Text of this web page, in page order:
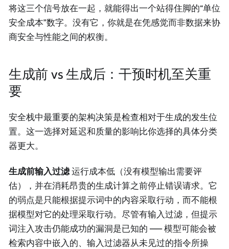
将这三个信号放在一起，就能得出一个站得住脚的“单位
安全成本”数字。没有它，你就是在凭感觉而非数据来协
商安全与性能之间的权衡。
生成前 vs 生成后：干预时机至关重
要
安全栈中最重要的架构决策是检查相对于生成的发生位
置。这一选择对延迟和质量的影响比你选择的具体分类
器更大。
生成前输入过滤 运行成本低（没有模型输出需要评
估），并在消耗昂贵的生成计算之前停止错误请求。它
的弱点是只能根据提示词中的内容采取行动，而不能根
据模型对它的处理采取行动。尽管有输入过滤，但提示
词注入攻击仍能成功的漏洞是已知的 —— 模型可能会被
检索内容中嵌入的、输入过滤器从未见过的指令所操